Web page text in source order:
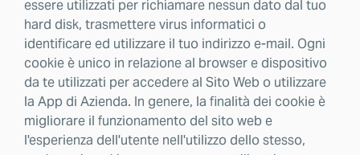
essere utilizzati per richiamare nessun dato dal tuo
hard disk, trasmettere virus informatici o
identificare ed utilizzare il tuo indirizzo e-mail. Ogni
cookie è unico in relazione al browser e dispositivo
da te utilizzati per accedere al Sito Web o utilizzare
la App di Azienda. In genere, la finalità dei cookie è
migliorare il funzionamento del sito web e
l'esperienza dell'utente nell'utilizzo dello stesso,